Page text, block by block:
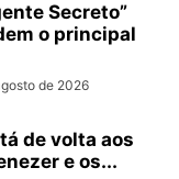
Secreto”
o principal
de 2026
de volta aos
e os...